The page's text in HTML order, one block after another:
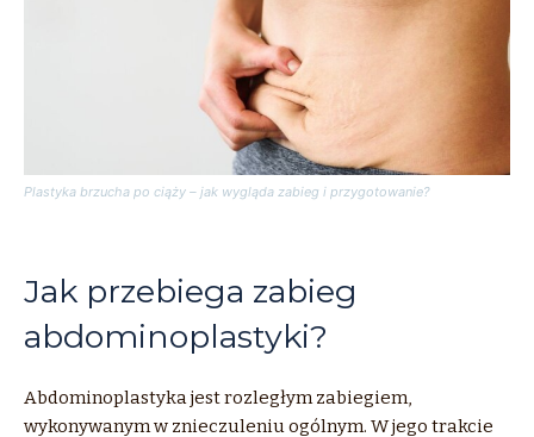
Plastyka brzucha po ciąży – jak wygląda zabieg i przygotowanie?
Jak przebiega zabieg
abdominoplastyki?
Abdominoplastyka jest rozległym zabiegiem,
wykonywanym w znieczuleniu ogólnym. W jego trakcie